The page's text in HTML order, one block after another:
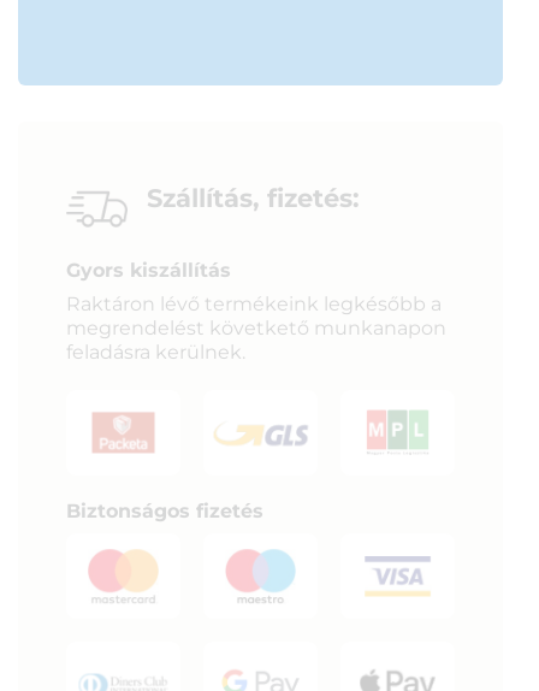
Szállítás, fizetés:
Gyors kiszállítás
Raktáron lévő termékeink legkésőbb a
megrendelést követkető munkanapon
feladásra kerülnek.
Biztonságos fizetés